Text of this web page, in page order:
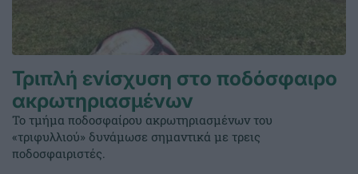
Τριπλή ενίσχυση στο ποδόσφαιρο
ακρωτηριασμένων
Το τμήμα ποδοσφαίρου ακρωτηριασμένων του
«τριφυλλιού» δυνάμωσε σημαντικά με τρεις
ποδοσφαιριστές.